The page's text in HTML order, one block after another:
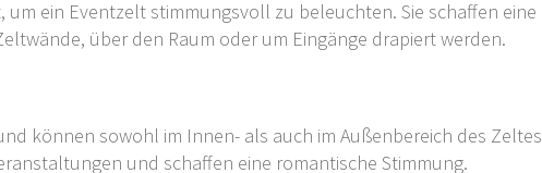
ein Eventzelt stimmungsvoll zu beleuchten. Sie schaffen eine
über den Raum oder um Eingänge drapiert werden.
können sowohl im Innen- als auch im Außenbereich des Zeltes
und schaffen eine romantische Stimmung.